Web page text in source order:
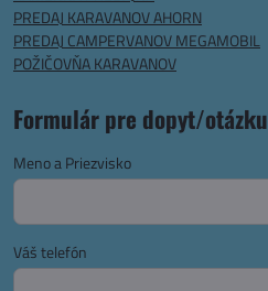
PREDAJ KARAVANOV AHORN
PREDAJ CAMPERVANOV MEGAMOBIL
POŽIČOVŇA KARAVANOV
Formulár pre dopyt/otázku
Meno a Priezvisko
Váš telefón